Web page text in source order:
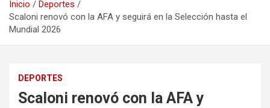
Inicio
Deportes
Scaloni renovó con la AFA y seguirá en la Selección hasta el
Mundial 2026
DEPORTES
Scaloni renovó con la AFA y